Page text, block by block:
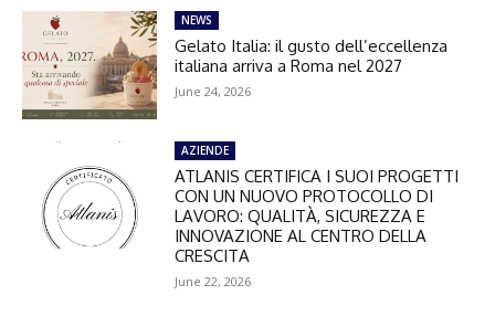
NEWS
Gelato Italia: il gusto dell’eccellenza
italiana arriva a Roma nel 2027
June 24, 2026
AZIENDE
ATLANIS CERTIFICA I SUOI PROGETTI
CON UN NUOVO PROTOCOLLO DI
LAVORO: QUALITÀ, SICUREZZA E
INNOVAZIONE AL CENTRO DELLA
CRESCITA
June 22, 2026